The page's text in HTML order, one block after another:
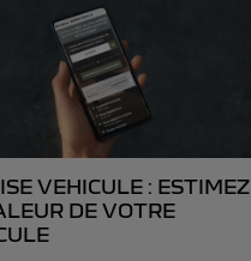
VEHICULE : ESTIMEZ
DE VOTRE